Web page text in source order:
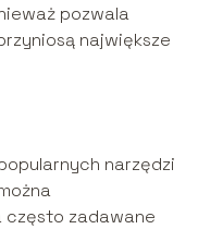
pozwala
największe
narzędzi
zadawane